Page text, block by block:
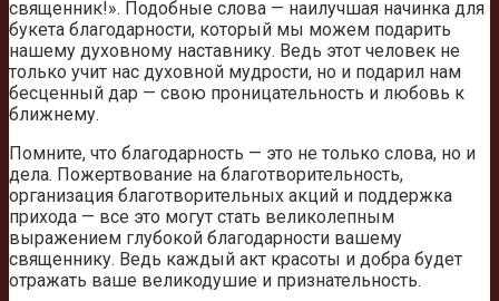
священник!». Подобные слова — наилучшая начинка для
букета благодарности, который мы можем подарить
нашему духовному наставнику. Ведь этот человек не
только учит нас духовной мудрости, но и подарил нам
бесценный дар — свою проницательность и любовь к
ближнему.
Помните, что благодарность — это не только слова, но и
дела. Пожертвование на благотворительность,
организация благотворительных акций и поддержка
прихода — все это могут стать великолепным
выражением глубокой благодарности вашему
священнику. Ведь каждый акт красоты и добра будет
отражать ваше великодушие и признательность.